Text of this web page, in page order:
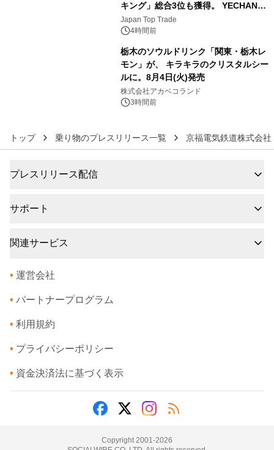
キング」総合3位も獲得。 YECHAN音
浴シンギングボウル第2弾の大型サイ
ズ（XL・2XL・3XL）を先行販売中
Japan Top Trade
4時間前
栃木のソウルドリンク「関東・栃木レ
モン」が、 キラキラのクリスタルシー
ルに。8月4日(火)発売
株式会社アカベコランド
3時間前
トップ 乗り物のプレスリリース一覧 京福電気鉄道株式会社
プレスリリース配信
サポート
関連サービス
• 運営会社
• パートナープログラム
• 利用規約
• プライバシーポリシー
• 資金決済法に基づく表示
Copyright 2001-2026